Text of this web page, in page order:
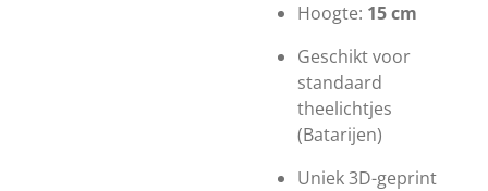
Hoogte: 15 cm
Geschikt voor
standaard
theelichtjes
(Batarijen)
Uniek 3D-geprint